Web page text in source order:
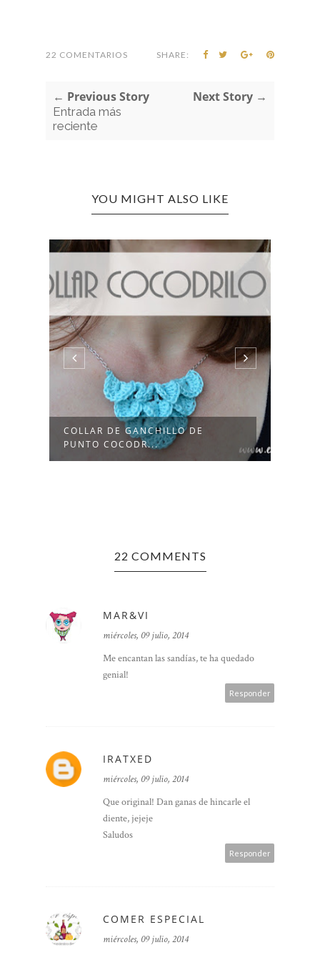
22 COMENTARIOS SHARE:
← Previous Story
Entrada más
reciente
Next Story →
YOU MIGHT ALSO LIKE
GORRO GANCHILLO FÁCIL
22 COMMENTS
MAR&VI
miércoles, 09 julio, 2014
Me encantan las sandías, te ha quedado
genial!
Responder
IRATXED
miércoles, 09 julio, 2014
Que original! Dan ganas de hincarle el
diente, jejeje
Saludos
Responder
COMER ESPECIAL
miércoles, 09 julio, 2014